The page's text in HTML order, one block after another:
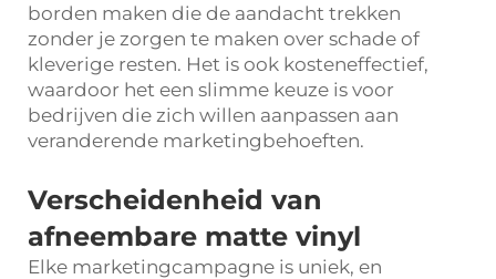
borden maken die de aandacht trekken
zonder je zorgen te maken over schade of
kleverige resten. Het is ook kosteneffectief,
waardoor het een slimme keuze is voor
bedrijven die zich willen aanpassen aan
veranderende marketingbehoeften.
Verscheidenheid van
afneembare matte vinyl
Elke marketingcampagne is uniek, en